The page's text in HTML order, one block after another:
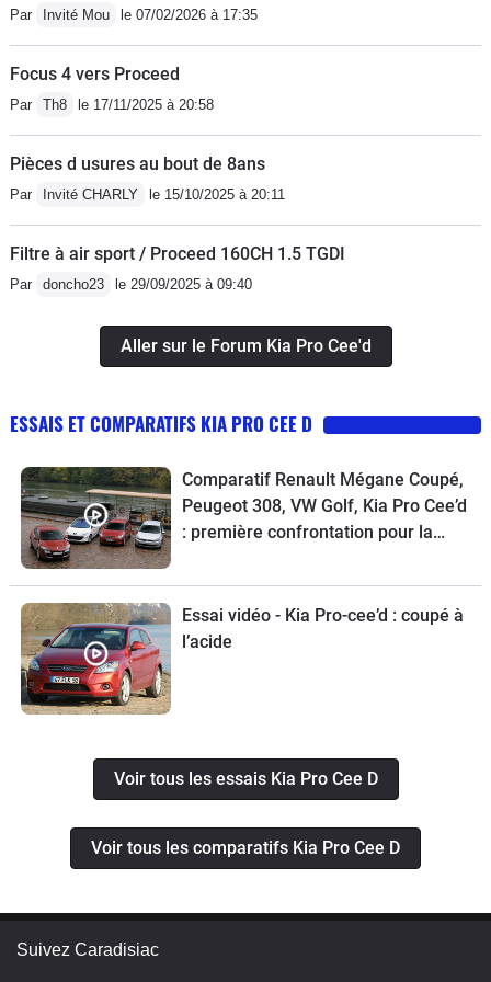
car ses qualités sont nombreuses en
comparaison avec des équivalences
chez d'autres marques, très bien
équipés de série et à un tarif extra
(22500 € au catalogue, hors
Par Invité Mou le 07/02/2026 à 17:35
Focus 4 vers Proceed
Par Th8 le 17/11/2025 à 20:58
Pièces d usures au bout de 8ans
Par Invité CHARLY le 15/10/2025 à 20:11
Filtre à air sport / Proceed 160CH 1.5 TGDI
Par doncho23 le 29/09/2025 à 09:40
Aller sur le Forum Kia Pro Cee'd
ESSAIS ET COMPARATIFS KIA PRO CEE D
Comparatif Renault Mégane Coupé,
Peugeot 308, VW Golf, Kia Pro Cee’d
: première confrontation pour la
Essai vidéo - Kia Pro-cee’d : coupé à
l’acide
Voir tous les essais Kia Pro Cee D
Voir tous les comparatifs Kia Pro Cee D
Suivez Caradisiac